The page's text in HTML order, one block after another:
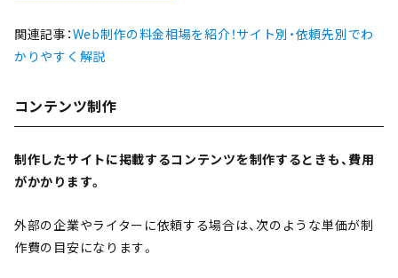
関連記事：Web制作の料金相場を紹介！サイト別・依頼先別でわ
かりやすく解説
コンテンツ制作
制作したサイトに掲載するコンテンツを制作するときも、費用
がかかります。
外部の企業やライターに依頼する場合は、次のような単価が制
作費の目安になります。